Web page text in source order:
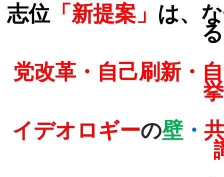
志位「新提案」 は、
党改革・自己刷新・
イデオロギーの壁 ・